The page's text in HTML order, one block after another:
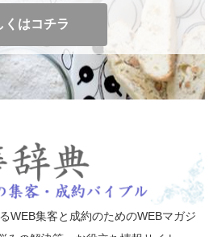
くはコチラ
WEB集客と成約のためのWEBマガジ